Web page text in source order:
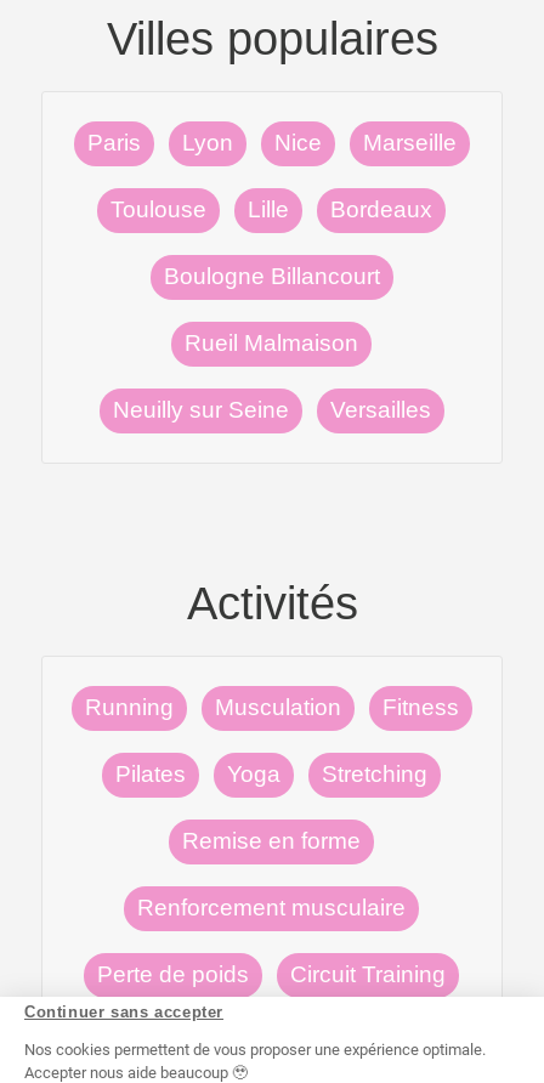
Villes populaires
Paris Lyon Nice Marseille
Toulouse Lille Bordeaux
Boulogne Billancourt
Rueil Malmaison
Neuilly sur Seine Versailles
Activités
Running Musculation Fitness
Pilates Yoga Stretching
Remise en forme
Renforcement musculaire
Perte de poids Circuit Training
Continuer sans accepter
Nos cookies permettent de vous proposer une expérience optimale.
Accepter nous aide beaucoup 🥹